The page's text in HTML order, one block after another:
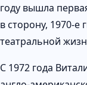
году вышла
в сторону, 1970-е
театральной
С 1972 года